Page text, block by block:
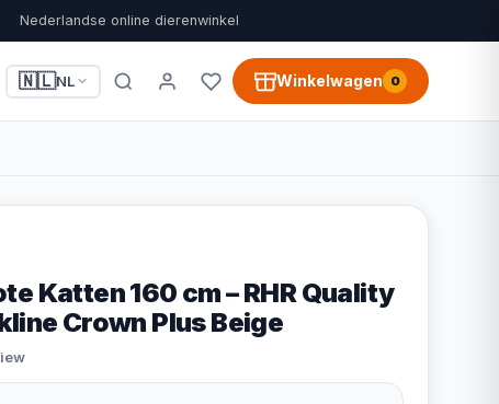
Nederlandse online dierenwinkel
🇳🇱NL Winkelwagen 0
Katten 160 cm – RHR Quality
Crown Plus Beige